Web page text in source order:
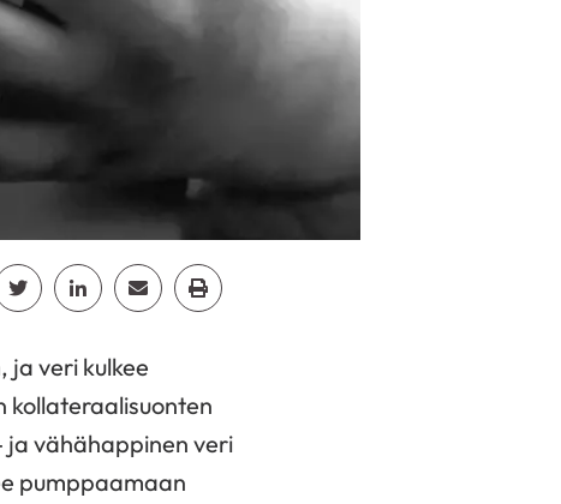
Jaa TwitterJaa LinkedinJaa EmailJaa Print
ja veri kulkee
kollateraalisuonten
ja vähähappinen veri
pumppaamaan